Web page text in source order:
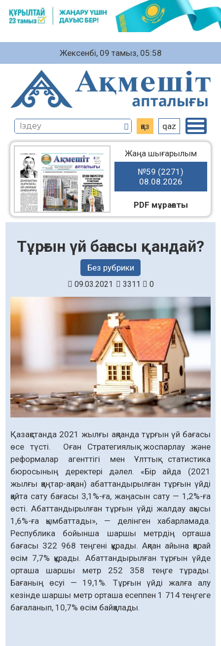
Жексенбі, 09 тамыз, 05:58
қаз qaz
Жаңа шығарылым
№59 (2271)
08.08.2026
PDF мұрағаты
Тұрғын үй бағасы қандай?
Без рубрики
09.03.2021 3311 0
Қазақстанда 2021 жылғы ақпанда тұрғын үй бағасы
өсе түсті. Оған Стратегиялық жоспарлау және
реформалар агенттігі мен Ұлттық статистика
бюросының деректері дәлел. «Бір айда (2021
жылғы қаңтар-ақпан) абаттандырылған тұрғын үйді
қайта сату бағасы 3,1%-ға, жаңасын сату — 1,2%-ға
өсті. Абаттандырылған тұрғын үйді жалдау ақысы
1,6%-ға қымбаттады», — делінген хабарламада.
Республика бойынша шаршы метрдің орташа
бағасы 322 968 теңгені құрады. Ақпан айына қарай
өсім 7,7% құрады. Абаттандырылған тұрғын үйде
орташа шаршы метр 252 358 теңге тұрады.
Бағаның өсуі — 19,1%. Тұрғын үйді жалға алу
кезінде шаршы метр орташа есеппен 1 714 теңгеге
бағаланып, 10,7% өсім байқалады.